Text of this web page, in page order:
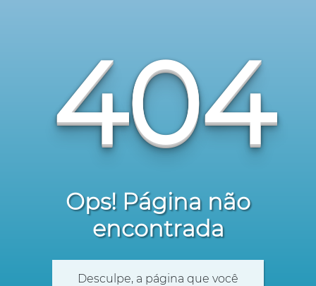
404
Ops! Página não
encontrada
Desculpe, a página que você